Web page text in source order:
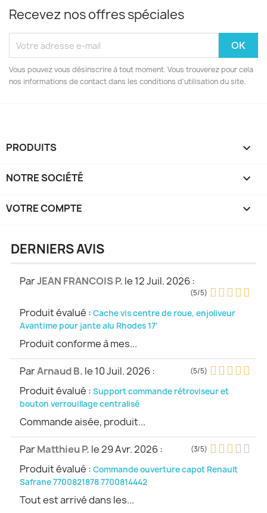
Recevez nos offres spéciales
Vous pouvez vous désinscrire à tout moment. Vous trouverez pour cela
nos informations de contact dans les conditions d'utilisation du site.
PRODUITS 
NOTRE SOCIÉTÉ 
VOTRE COMPTE 
DERNIERS AVIS
ParJEAN FRANCOIS P. le 12 Juil. 2026:
(5/5)
Produit évalué : Cache vis centre de roue, enjoliveur
Avantime pour jante alu Rhodes 17'
Produit conforme à mes...
ParArnaud B. le 10 Juil. 2026: (5/5)
Produit évalué : Support commande rétroviseur et
bouton verrouillage centralisé
Commande aisée, produit...
ParMatthieu P. le 29 Avr. 2026: (3/5)
Produit évalué : Commande ouverture capot Renault
Safrane 7700821878 7700814442
Tout est arrivé dans les...